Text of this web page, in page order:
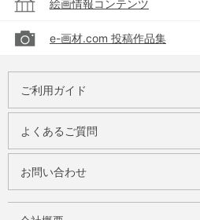
絵画情報コンテンツ
e-画材.com 投稿作品集
ご利用ガイド
よくあるご質問
お問い合わせ